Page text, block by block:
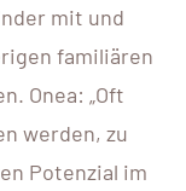
mit und
familiären
Onea: „Oft
werden, zu
Potenzial im